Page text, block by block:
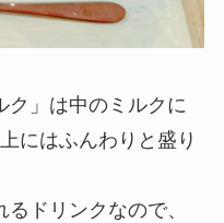
ク」は中のミルクに
にはふんわりと盛り
ドリンクなので、